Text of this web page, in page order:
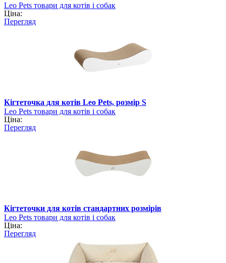
Leo Pets товари для котів і собак
Ціна:
Перегляд
Кігтеточка для котів Leo Pets, розмір S
Leo Pets товари для котів і собак
Ціна:
Перегляд
Кігтеточки для котів стандартних розмірів
Leo Pets товари для котів і собак
Ціна:
Перегляд